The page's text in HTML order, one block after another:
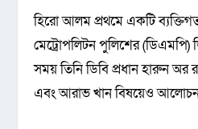
হিরো আলম প্রথমে একটি
মেট্রোপলিটন পুলিশের (ডিএমপি)
সময় তিনি ডিবি প্রধান হারুন অর
এবং আরাভ খান বিষয়েও